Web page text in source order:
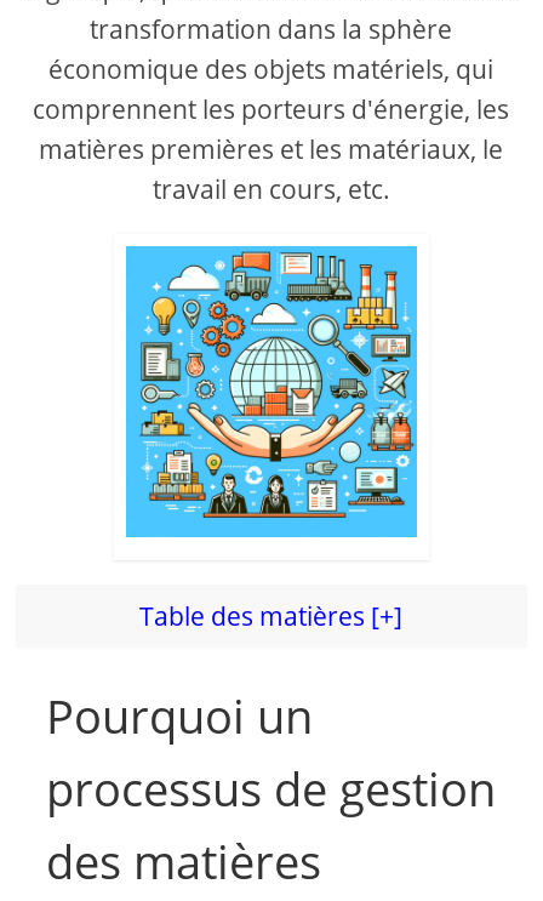
d
e
transformation dans la sphère
économique des objets matériels, qui
comprennent les porteurs d'énergie, les
matières premières et les matériaux, le
travail en cours, etc.
Table des matières [+]
Pourquoi un
processus de gestion
des matières